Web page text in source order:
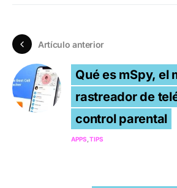
Artículo anterior
Qué es mSpy, el
rastreador de
control parental
APPS TIPS